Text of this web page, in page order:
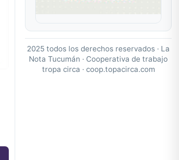
2025 todos los derechos reservados · La
Nota Tucumán · Cooperativa de trabajo
tropa circa · coop.topacirca.com